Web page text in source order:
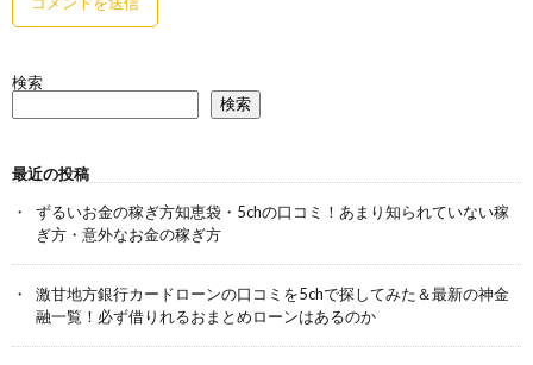
検索
検索
最近の投稿
ずるいお金の稼ぎ方知恵袋・5chの口コミ！あまり知られていない稼
ぎ方・意外なお金の稼ぎ方
激甘地方銀行カードローンの口コミを5chで探してみた＆最新の神金
融一覧！必ず借りれるおまとめローンはあるのか